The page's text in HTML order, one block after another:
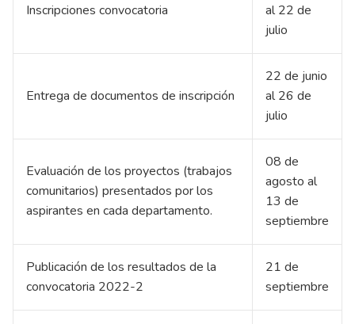
Inscripciones convocatoria
al 22 de
julio
Entrega de documentos de inscripción
22 de junio
al 26 de
julio
Evaluación de los proyectos (trabajos
comunitarios) presentados por los
aspirantes en cada departamento.
08 de
agosto al
13 de
septiembre
Publicación de los resultados de la
convocatoria 2022-2
21 de
septiembre